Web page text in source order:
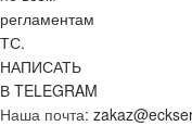
НАПИСАТЬ
В TELEGRAM
Наша почта: